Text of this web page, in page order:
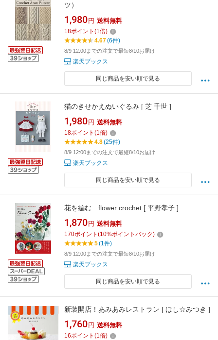
ツ）
1,980 円 送料無料
18ポイント (1倍)
4.67(6件)
8/9 12:00までの注文で最短8/10お届け
楽天ブックス
同じ商品を安い順で見る
猫のきせかえぬいぐるみ [ 芝 千世 ]
1,980 円 送料無料
18ポイント (1倍)
4.8(25件)
8/9 12:00までの注文で最短8/10お届け
楽天ブックス
同じ商品を安い順で見る
花を編む flower crochet [ 平野孝子 ]
1,870 円 送料無料
170ポイント (10%ポイントバック)
5(1件)
8/9 12:00までの注文で最短8/10お届け
楽天ブックス
同じ商品を安い順で見る
新装開店！あみあみレストラン [ ほし☆みつき ]
1,760 円 送料無料
16ポイント (1倍)